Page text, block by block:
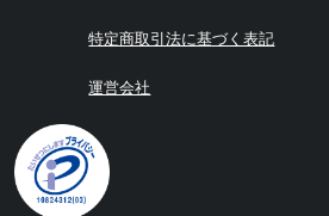
特定商取引法に基づく表記
運営会社